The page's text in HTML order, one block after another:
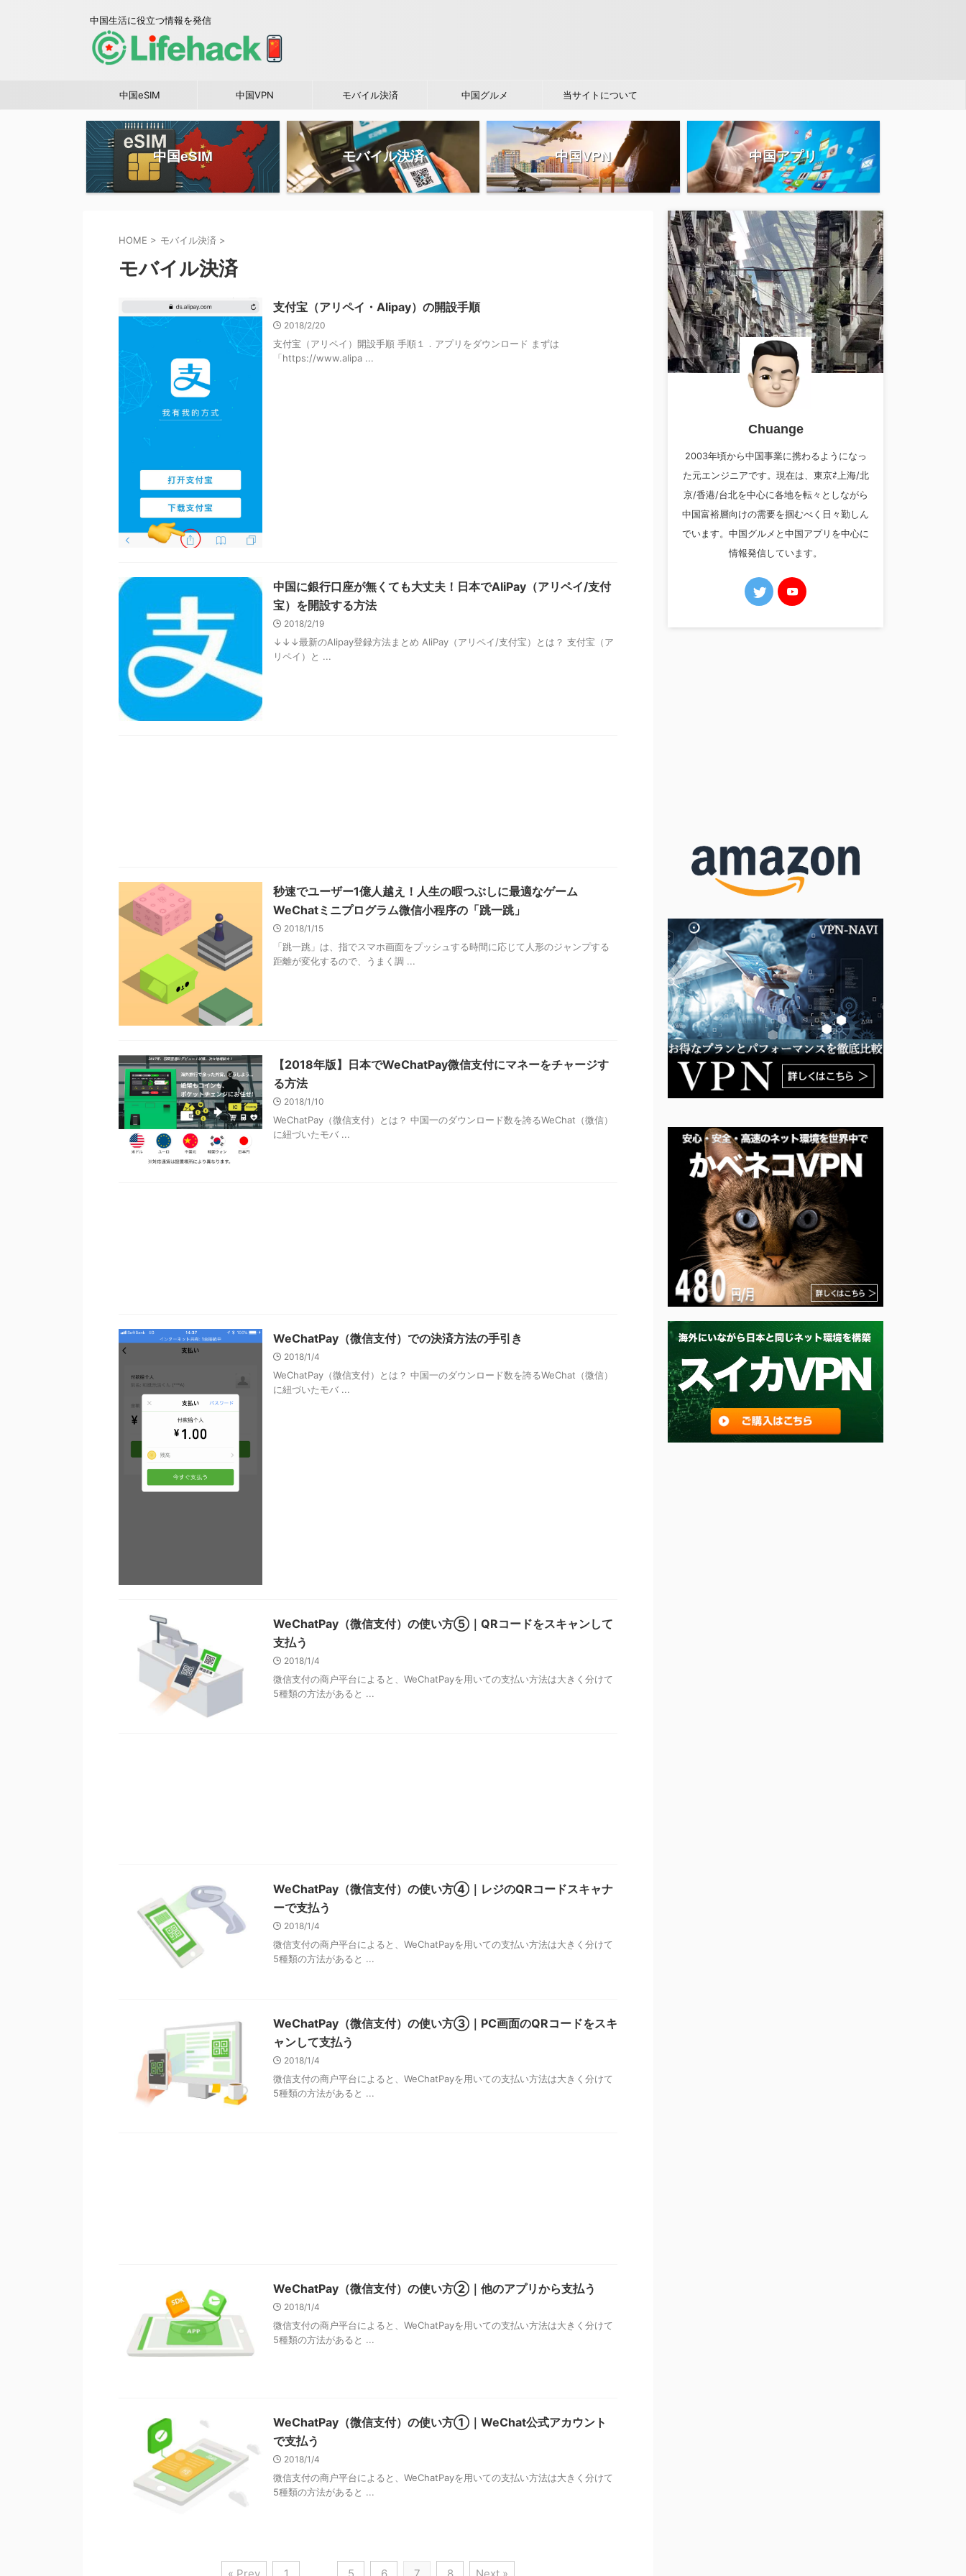
中国生活に役立つ情報を発信
中国eSIM 中国VPN モバイル決済 中国グルメ 当サイトについて
中国eSIM モバイル決済 中国VPN 中国アプリ
HOME > モバイル決済 >
モバイル決済
支付宝（アリペイ・Alipay）の開設手順
2018/2/20
支付宝（アリペイ）開設手順 手順１．アプリをダウンロード まずは
「https://www.alipa ...
中国に銀行口座が無くても大丈夫！日本でAliPay（アリペイ/支付
宝）を開設する方法
2018/2/19
↓↓↓最新のAlipay登録方法まとめ AliPay（アリペイ/支付宝）とは？ 支付宝（ア
リペイ）と ...
秒速でユーザー1億人越え！人生の暇つぶしに最適なゲーム
WeChatミニプログラム微信小程序の「跳一跳」
2018/1/15
「跳一跳」は、指でスマホ画面をプッシュする時間に応じて人形のジャンプする
距離が変化するので、うまく調 ...
【2018年版】日本でWeChatPay微信支付にマネーをチャージす
る方法
2018/1/10
WeChatPay（微信支付）とは？ 中国一のダウンロード数を誇るWeChat（微信）
に紐づいたモバ ...
WeChatPay（微信支付）での決済方法の手引き
2018/1/4
WeChatPay（微信支付）とは？ 中国一のダウンロード数を誇るWeChat（微信）
に紐づいたモバ ...
WeChatPay（微信支付）の使い方⑤｜QRコードをスキャンして
支払う
2018/1/4
微信支付の商户平台によると、WeChatPayを用いての支払い方法は大きく分けて
5種類の方法があると ...
WeChatPay（微信支付）の使い方④｜レジのQRコードスキャナ
ーで支払う
2018/1/4
微信支付の商户平台によると、WeChatPayを用いての支払い方法は大きく分けて
5種類の方法があると ...
WeChatPay（微信支付）の使い方③｜PC画面のQRコードをスキ
ャンして支払う
2018/1/4
微信支付の商户平台によると、WeChatPayを用いての支払い方法は大きく分けて
5種類の方法があると ...
WeChatPay（微信支付）の使い方②｜他のアプリから支払う
2018/1/4
微信支付の商户平台によると、WeChatPayを用いての支払い方法は大きく分けて
5種類の方法があると ...
WeChatPay（微信支付）の使い方①｜WeChat公式アカウント
で支払う
2018/1/4
微信支付の商户平台によると、WeChatPayを用いての支払い方法は大きく分けて
5種類の方法があると ...
Chuange
2003年頃から中国事業に携わるようになっ
た元エンジニアです。現在は、東京⇄上海/北
京/香港/台北を中心に各地を転々としながら
中国富裕層向けの需要を掴むべく日々勤しん
でいます。中国グルメと中国アプリを中心に
情報発信しています。